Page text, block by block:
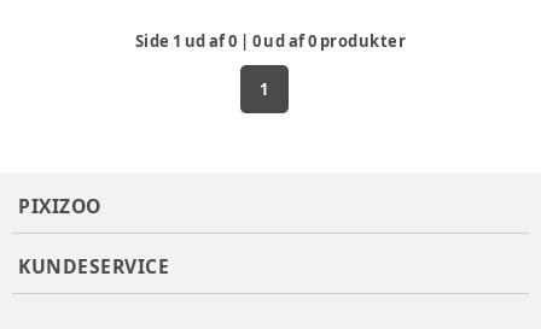
Side 1 ud af0 | 0ud af0 produkter
1
PIXIZOO
KUNDESERVICE